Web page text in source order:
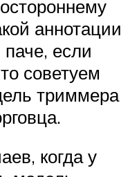
аннотации
если
советуем
триммера
когда у